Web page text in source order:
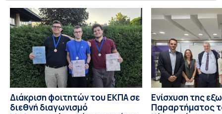
Διευθυντή της Α’ Μαιευτικής και Γυναικολογικής Κλινικής,
στο Νοσοκομείο «Αλεξάνδρα». Η διαδρομή του υπήρξε
συνεχής και ανοδική μέσα στην ίδια Κλινική, την οποία
υπηρέτησε από κάθε θέση: Επιμελητής Β’ Ε.Σ.Υ.
(1997‑2002), Επίκουρος […]
Διάκριση φοιτητών του ΕΚΠΑ σε
διεθνή διαγωνισμό
Ενίσχυση της
Παραρτήματος